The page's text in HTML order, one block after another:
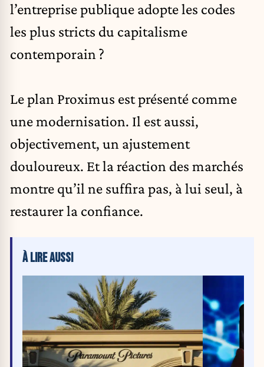
l’entreprise publique adopte les codes
les plus stricts du capitalisme
contemporain ?
Le plan Proximus est présenté comme
une modernisation. Il est aussi,
objectivement, un ajustement
douloureux. Et la réaction des marchés
montre qu’il ne suffira pas, à lui seul, à
restaurer la confiance.
À LIRE AUSSI